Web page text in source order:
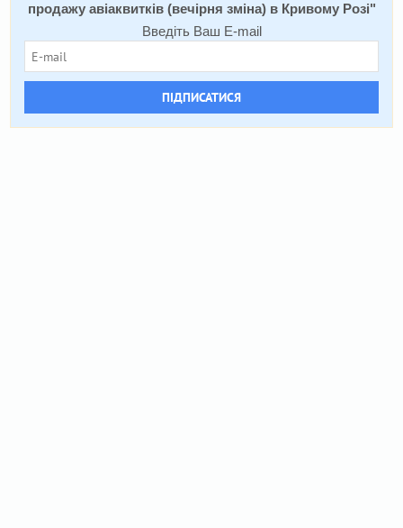
продажу авіаквитків (вечірня зміна) в Кривому Розі"
Введіть Ваш E-mail
ПІДПИСАТИСЯ